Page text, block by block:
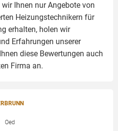
Ihnen nur Angebote von
Heizungstechnikern für
erhalten, holen wir
Erfahrungen unserer
diese Bewertungen auch
Firma an.
Oed